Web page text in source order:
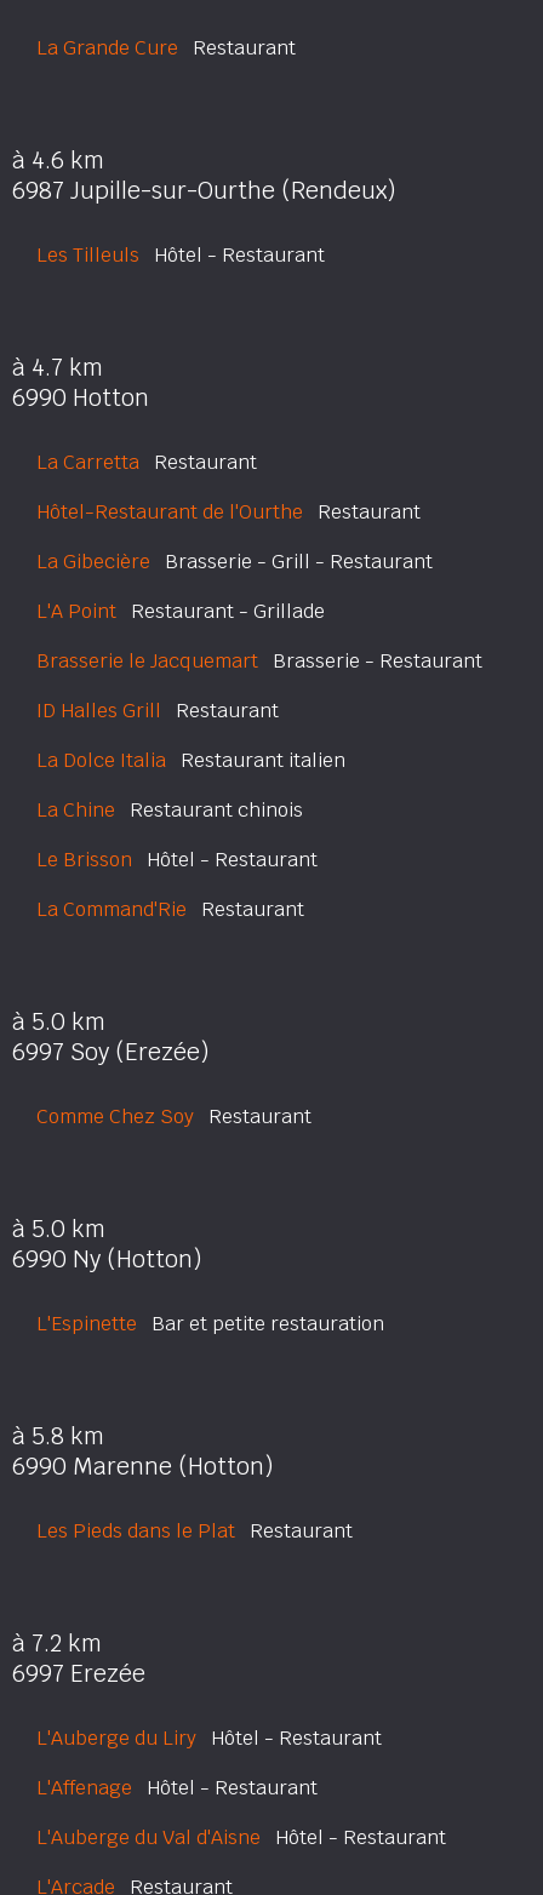
La Grande Cure Restaurant
à 4.6 km
6987 Jupille-sur-Ourthe (Rendeux)
Les Tilleuls Hôtel - Restaurant
à 4.7 km
6990 Hotton
La Carretta Restaurant
Hôtel-Restaurant de l'Ourthe Restaurant
La Gibecière Brasserie - Grill - Restaurant
L'A Point Restaurant - Grillade
Brasserie le Jacquemart Brasserie - Restaurant
ID Halles Grill Restaurant
La Dolce Italia Restaurant italien
La Chine Restaurant chinois
Le Brisson Hôtel - Restaurant
La Command'Rie Restaurant
à 5.0 km
6997 Soy (Erezée)
Comme Chez Soy Restaurant
à 5.0 km
6990 Ny (Hotton)
L'Espinette Bar et petite restauration
à 5.8 km
6990 Marenne (Hotton)
Les Pieds dans le Plat Restaurant
à 7.2 km
6997 Erezée
L'Auberge du Liry Hôtel - Restaurant
L'Affenage Hôtel - Restaurant
L'Auberge du Val d'Aisne Hôtel - Restaurant
L'Arcade Restaurant